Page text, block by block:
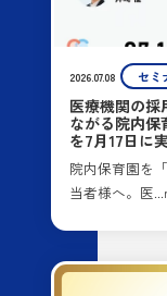
2026.07.08 セミ
医療機関の採
ながる院内保
を7月17日に
院内保育園を
当者様へ。医